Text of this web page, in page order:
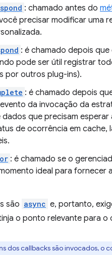
: chamado antes do
precisar modificar uma
: é chamado depois que
pode ser útil registrar
por outros plug-ins).
: é chamado depois
da invocação da
que precisam
de ocorrência em
: é chamado se o
ideal para
são async e, portanto,
o ponto relevante para o
dos callbacks são invocados, o